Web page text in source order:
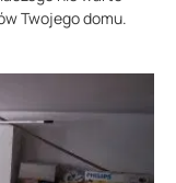
Twojego domu.